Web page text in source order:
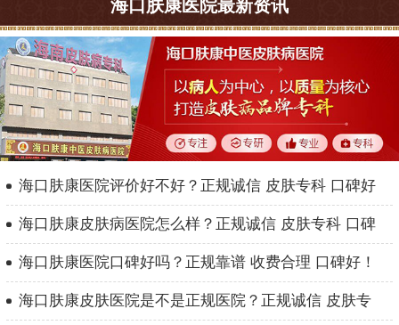
海口肤康医院最新资讯
海口肤康医院评价好不好？正规诚信 皮肤专科 口碑好
海口肤康皮肤病医院怎么样？正规诚信 皮肤专科 口碑
海口肤康医院口碑好吗？正规靠谱 收费合理 口碑好！
海口肤康皮肤医院是不是正规医院？正规诚信 皮肤专